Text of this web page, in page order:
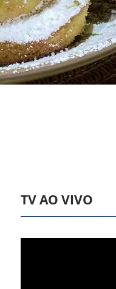
TV AO VIVO